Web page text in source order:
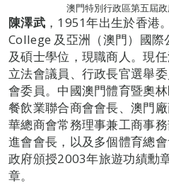
澳門特別行政區第五屆
陳澤武，1951年出生於香港
College 及亞洲（澳門）國
及碩士學位，現職商人。現
立法會議員、行政長官選舉
會委員。中國澳門體育暨奧
餐飲業聯合商會會長、澳門
華總商會常務理事兼工商事
進會會長，以及多個體育總
政府頒授2003年旅遊功績勳
章。